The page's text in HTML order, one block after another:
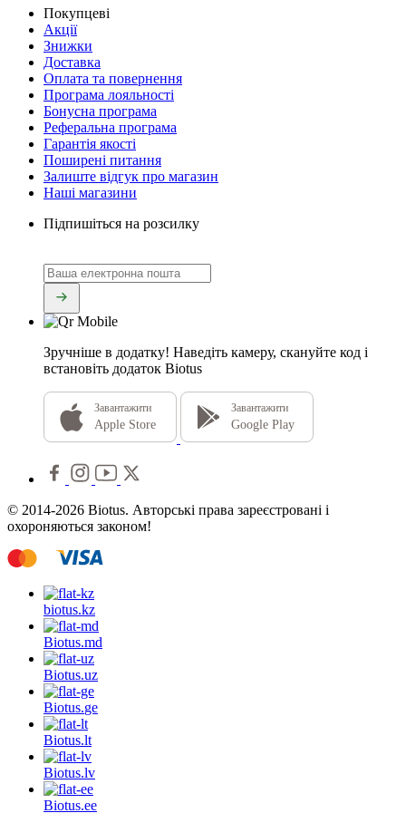
Покупцеві
Акції
Знижки
Доставка
Оплата та повернення
Програма лояльності
Бонусна програма
Реферальна програма
Гарантія якості
Поширені питання
Залиште відгук про магазин
Наші магазини
Підпишіться на розсилку
Зручніше в додатку! Наведіть камеру, скануйте код і
встановіть додаток Biotus
Завантажити
Apple Store
Завантажити
Google Play
© 2014-2026 Biotus. Авторські права зареєстровані і
охороняються законом!
biotus.kz
Biotus.md
Biotus.uz
Biotus.ge
Biotus.lt
Biotus.lv
Biotus.ee